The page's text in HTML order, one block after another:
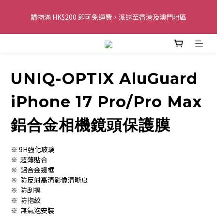
購物滿 HK$200 即可免運費，派送至香港及澳門地區
購物滿 HK$200 即可免運費，派送至香港及澳門地區
全單金額：每滿 HK$250，以轉數快或八達通方式付款，額外再減
歡迎 WhatsApp 6123 6918 查詢或電郵到
購物滿 HK$200 即可免運費，派送至香港及澳門地區
UNIQ-OPTIX AluGuard
iPhone 17 Pro/Pro Max
鋁合金相機鏡頭保護膜
※ 9H強化玻璃
※  超薄貼合
※  鋁合金邊框
※  防反射高清影像清晰度
※  防刮擦
※  防指紋
※  無氣泡安裝